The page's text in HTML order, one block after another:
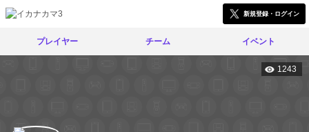
新規登録・ログイン
プレイヤー チーム イベント
1243